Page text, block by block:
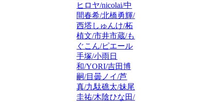
ヒロヤ/nicolai/中
間春希/北橋勇輝/
西塔しゅんけ/柘
植文/市井市蔵/も
ぐこん/ピエール
手塚/小雨日
和/YORI/吉田博
嗣/目曇ノイ/芦
真/九駄礁太/妹尾
圭祐/木陰ひな田/